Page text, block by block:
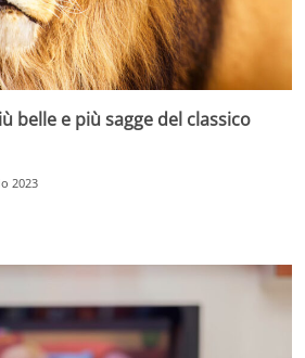
belle e più sagge del classico
2023